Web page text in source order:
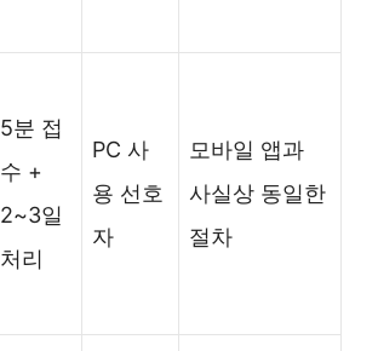
5분 접
수 +
2~3일
처리
PC 사
용 선호
자
모바일 앱과
사실상 동일한
절차